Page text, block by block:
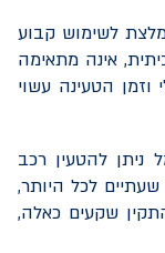
לשימוש קבוע
אינה מתאימה
הטעינה עשוי
להטעין רכב
לכל היותר,
שקעים כאלה,